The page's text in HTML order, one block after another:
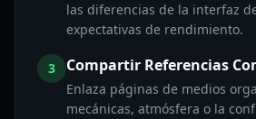
las diferencias de la interfaz
expectativas de rendimiento.
3 Compartir Referencias
Enlaza páginas de medios
mecánicas, atmósfera o la